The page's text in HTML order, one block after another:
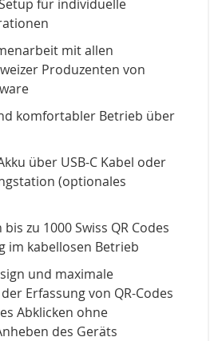
für individuelle
mit allen
Produzenten von
komfortabler Betrieb über
über USB-C Kabel oder
(optionales
zu 1000 Swiss QR Codes
im kabellosen Betrieb
und maximale
Erfassung von QR-Codes
Abklicken ohne
des Geräts